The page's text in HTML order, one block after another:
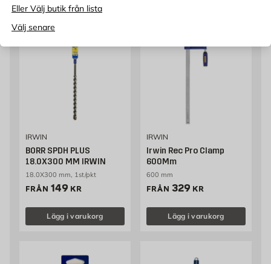
Eller Välj butik från lista
Välj senare
IRWIN
BORR SPDH PLUS
18.0X300 MM IRWIN
18.0X300 mm, 1st/pkt
FRÅN Pris 149 kr
149 KR
Lägg i varukorg
IRWIN
Irwin Rec Pro Clamp
600Mm
600 mm
FRÅN Pris 329 kr
329 KR
Lägg i varukorg